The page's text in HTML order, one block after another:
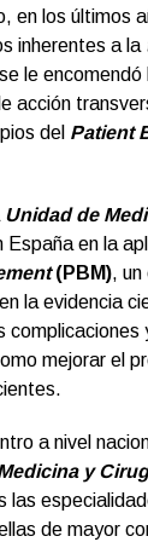
en los últimos
inherentes a la
le encomendó
acción
del Patient
Unidad de
España en la
(PBM), un
la evidencia
complicaciones
mejorar el
a nivel
y
las
de mayor